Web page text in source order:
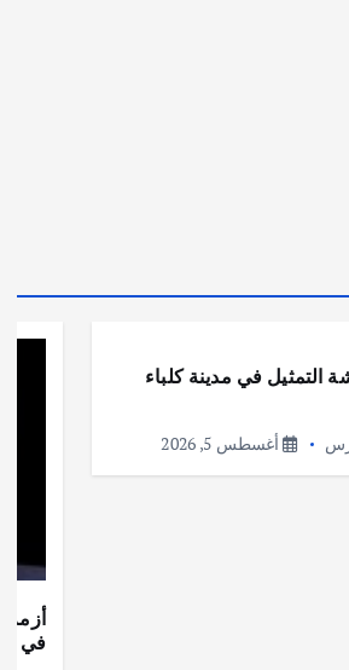
التمثيل في مدينة كلباء
أغسطس 5, 2026
أزمة
في